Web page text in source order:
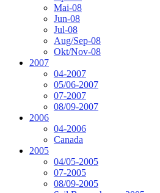
Mai-08
Jun-08
Jul-08
Aug/Sep-08
Okt/Nov-08
2007
04-2007
05/06-2007
07-2007
08/09-2007
2006
04-2006
Canada
2005
04/05-2005
07-2005
08/09-2005